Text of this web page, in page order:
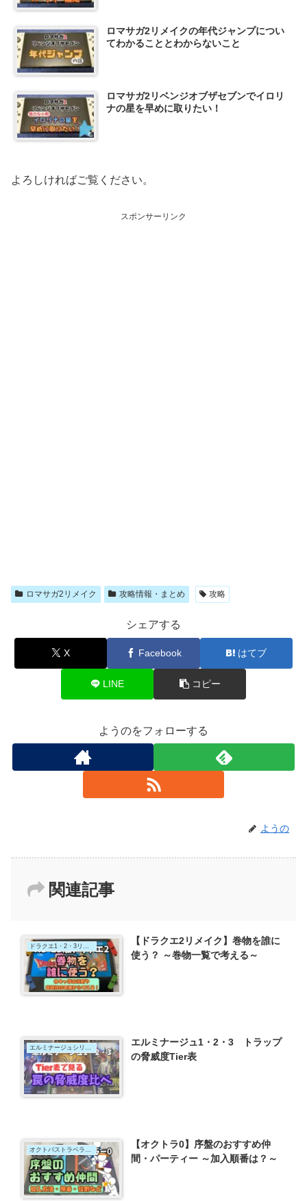
ロマサガ2リメイクの年代ジャンプについ
てわかることとわからないこと
ロマサガ2リベンジオブザセブンでイロリ
ナの星を早めに取りたい！
よろしければご覧ください。
スポンサーリンク
ロマサガ2リメイク 攻略情報・まとめ 攻略
シェアする
X Facebook はてブ
LINE コピー
ようのをフォローする
ようの
関連記事
【ドラクエ2リメイク】巻物を誰に
使う？ ～巻物一覧で考える～
エルミナージュシリーズ
エルミナージュ1・2・3 トラップ
の脅威度Tier表
オクトパストラベラー0
【オクトラ0】序盤のおすすめ仲
間・パーティー ～加入順番は？～